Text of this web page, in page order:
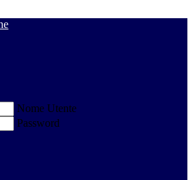
Nome Utente
Password